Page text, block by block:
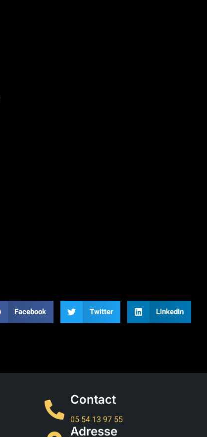
Facebook Twitter LinkedIn
Contact
05 54 13 97 55
Adresse